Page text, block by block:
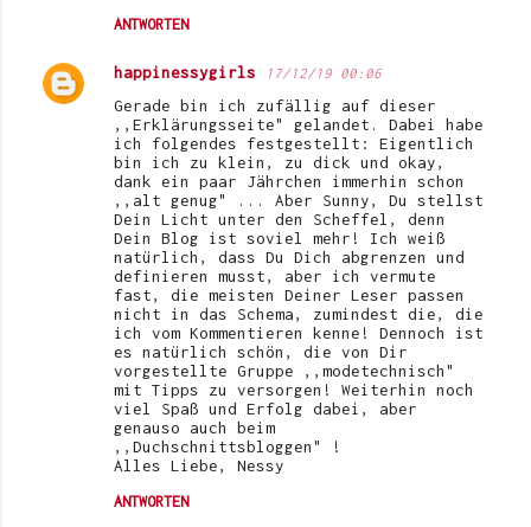
ANTWORTEN
happinessygirls 17/12/19 00:06
Gerade bin ich zufällig auf dieser
,,Erklärungsseite" gelandet. Dabei habe
ich folgendes festgestellt: Eigentlich
bin ich zu klein, zu dick und okay,
dank ein paar Jährchen immerhin schon
,,alt genug" ... Aber Sunny, Du stellst
Dein Licht unter den Scheffel, denn
Dein Blog ist soviel mehr! Ich weiß
natürlich, dass Du Dich abgrenzen und
definieren musst, aber ich vermute
fast, die meisten Deiner Leser passen
nicht in das Schema, zumindest die, die
ich vom Kommentieren kenne! Dennoch ist
es natürlich schön, die von Dir
vorgestellte Gruppe ,,modetechnisch"
mit Tipps zu versorgen! Weiterhin noch
viel Spaß und Erfolg dabei, aber
genauso auch beim
,,Duchschnittsbloggen" !
Alles Liebe, Nessy
ANTWORTEN